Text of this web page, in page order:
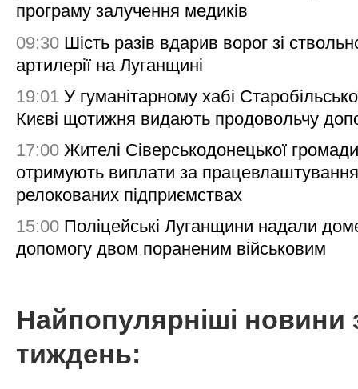
програму залучення медиків
09:30 Шість разів вдарив ворог зі
артилерії на Луганщині
19:01 У гуманітарному хабі
Києві щотижня видають продовольчу
17:00 Жителі Сіверськодонецької
отримують виплати за
релокованих підприємствах
15:00 Поліцейські Луганщини надали
допомогу двом пораненим військовим
Найпопулярніші новини
тиждень: